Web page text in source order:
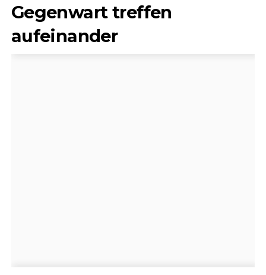
Gegenwart treffen
aufeinander